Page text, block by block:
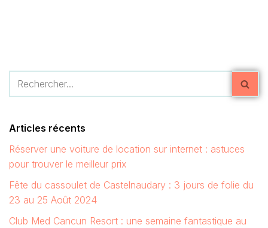
Articles récents
Réserver une voiture de location sur internet : astuces
pour trouver le meilleur prix
Fête du cassoulet de Castelnaudary : 3 jours de folie du
23 au 25 Août 2024
Club Med Cancun Resort : une semaine fantastique au